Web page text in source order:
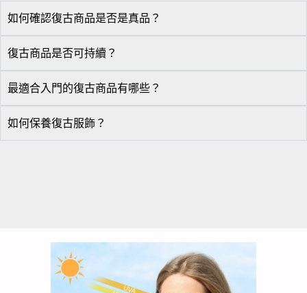
如何確認復古商品是否是真品？
復古商品是否可持續？
最適合入門的復古商品有哪些？
如何保養復古服飾？